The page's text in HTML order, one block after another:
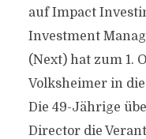
auf Impact
Investment
(Next) hat zum 1.
Volksheimer in
Die 49-Jährige
Director die